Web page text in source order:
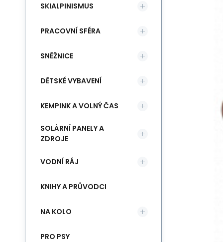
SKIALPINISMUS
PRACOVNÍ SFÉRA
SNĚŽNICE
DĚTSKÉ VYBAVENÍ
KEMPINK A VOLNÝ ČAS
SOLÁRNÍ PANELY A
ZDROJE
VODNÍ RÁJ
KNIHY A PRŮVODCI
NA KOLO
PRO PSY